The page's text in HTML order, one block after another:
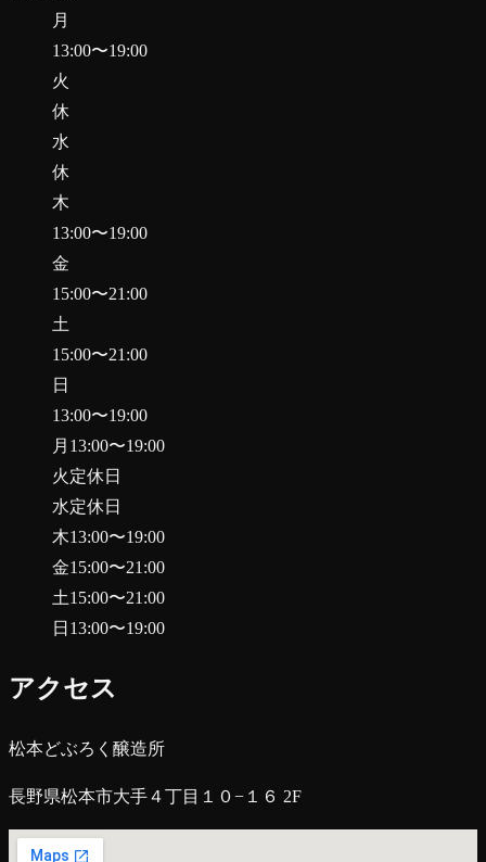
月
13:00〜19:00
火
休
水
休
木
13:00〜19:00
金
15:00〜21:00
土
15:00〜21:00
日
13:00〜19:00
月 13:00〜19:00
火定休日
水定休日
木13:00〜19:00
金15:00〜21:00
土15:00〜21:00
日 13:00〜19:00
アクセス
松本どぶろく醸造所
長野県松本市大手４丁目１０−１６ 2F